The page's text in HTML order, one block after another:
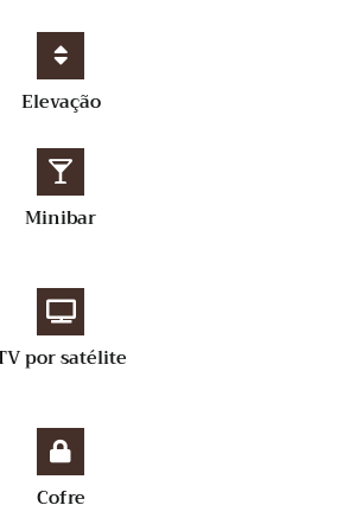
Elevação
Minibar
por satélite
Cofre